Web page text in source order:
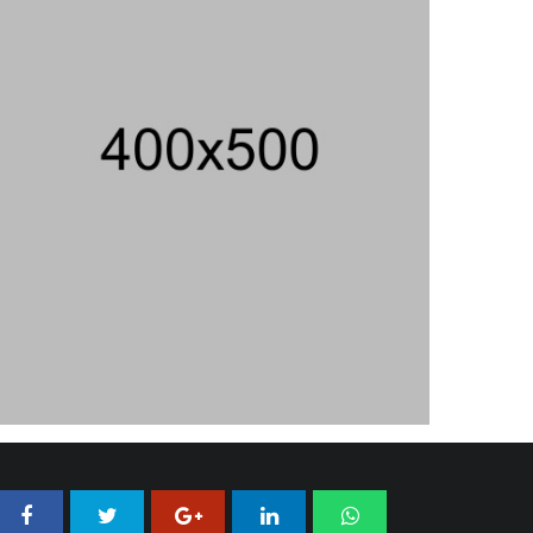
Maklumat Merdeka Barat
04/08/2026 22:54 WIB || MAKRO/MIKRO
02/08/2026 21:26 WIB ||TRANSPORTASI
Infrastruktur Energinya Diserang Bisa